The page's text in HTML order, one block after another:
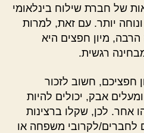
של חברת שילוח בינלאומי
יותר. עם זאת, למרות
הרבה, מיון חפצים היא
רגשית.
חפציכם, חשוב לזכור
אבק, יכולים להיות
אחר. לכן, שקלו ברצינות
לקרובי משפחה או